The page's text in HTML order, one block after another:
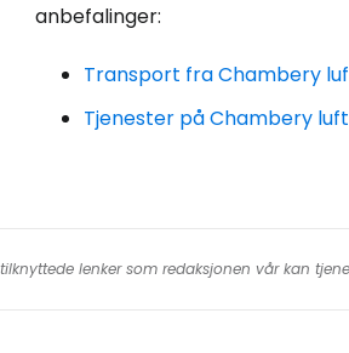
anbefalinger:
Transport fra Chambery
Tjenester på Chambery
lenker som redaksjonen vår kan